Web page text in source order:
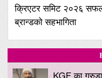
क्रिएटर समिट २०२६
ब्रान्डको सहभागिता
KGF का